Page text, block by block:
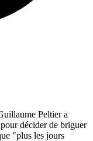
Peltier a
décider de briguer
"plus les jours